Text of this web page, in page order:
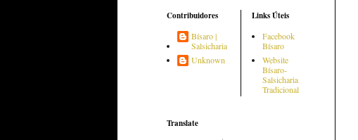
Contribuidores
Bísaro |
Salsicharia
Unknown
Links Úteis
Facebook
Bísaro
Website
Bísaro-
Salsicharia
Tradicional
Translate